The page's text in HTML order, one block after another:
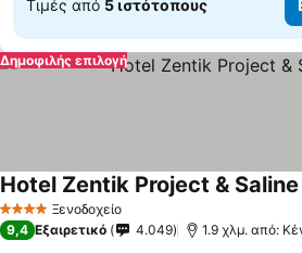
Τιμές από 5 ιστότοπους
Δημοφιλής επιλογή
4 ΑστέριαΞενοδοχείο
Hotel Zentik Project &
9,4 Εξαιρετικό 4.049 1.9 χλμ. από: